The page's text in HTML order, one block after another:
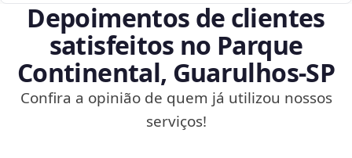
Depoimentos de clientes
satisfeitos no Parque
Continental, Guarulhos‑SP
Confira a opinião de quem já utilizou nossos
serviços!